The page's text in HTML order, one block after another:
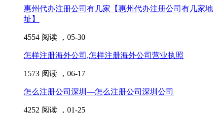
惠州代办注册公司有几家【惠州代办注册公司有几家地
址】
4554 阅读 ， 05-30
怎样注册海外公司,怎样注册海外公司营业执照
1573 阅读 ， 06-17
怎么注册公司深圳—怎么注册公司深圳公司
4252 阅读 ， 01-25